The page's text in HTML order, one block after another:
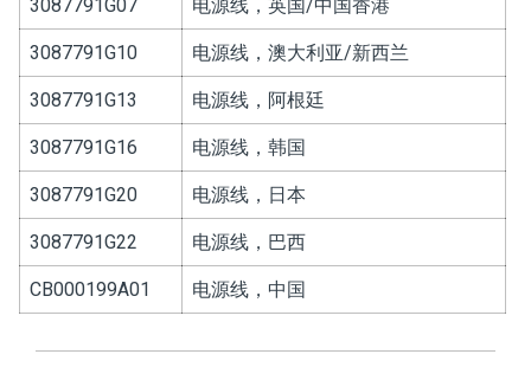
3087791G07 电源线，英国/中国香港
3087791G10 电源线，澳大利亚/新西兰
3087791G13 电源线，阿根廷
3087791G16 电源线，韩国
3087791G20 电源线，日本
3087791G22 电源线，巴西
CB000199A01 电源线，中国